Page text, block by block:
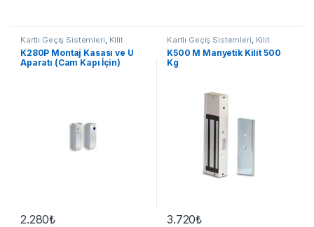
Kartlı Geçiş Sistemleri, Kilit
Grubu
K280P Montaj Kasası ve U
Aparatı (Cam Kapı İçin)
2.280₺
Kartlı Geçiş Sistemleri, Kilit
Grubu
K500 M Manyetik Kilit 500
Kg
3.720₺